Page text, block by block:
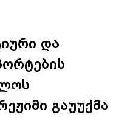
და
გაუუქმა